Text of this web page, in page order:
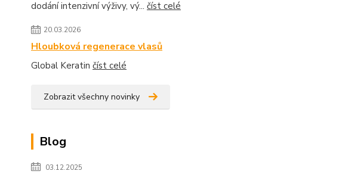
dodání intenzivní výživy, vý... číst celé
20.03.2026
Hloubková regenerace vlasů
Global Keratin číst celé
Zobrazit všechny novinky
Blog
03.12.2025